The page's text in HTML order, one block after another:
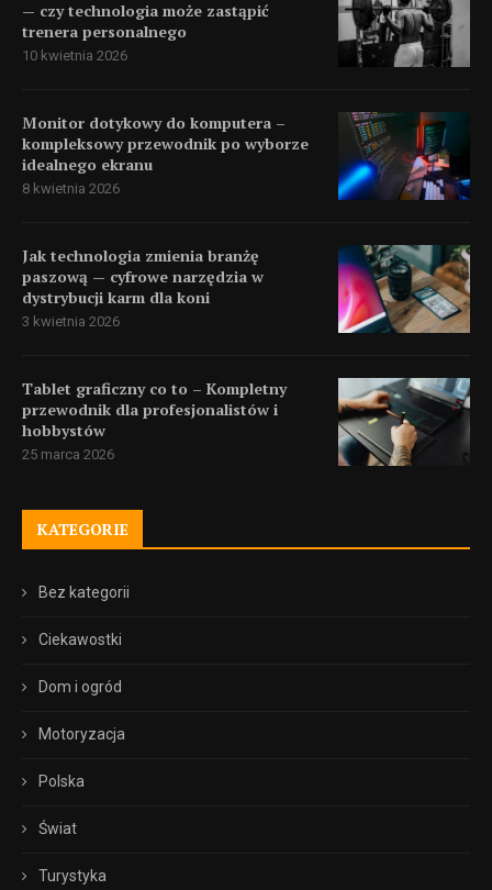
— czy technologia może zastąpić
trenera personalnego
10 kwietnia 2026
Monitor dotykowy do komputera –
kompleksowy przewodnik po wyborze
idealnego ekranu
8 kwietnia 2026
Jak technologia zmienia branżę
paszową — cyfrowe narzędzia w
dystrybucji karm dla koni
3 kwietnia 2026
Tablet graficzny co to – Kompletny
przewodnik dla profesjonalistów i
hobbystów
25 marca 2026
KATEGORIE
Bez kategorii
Ciekawostki
Dom i ogród
Motoryzacja
Polska
Świat
Turystyka